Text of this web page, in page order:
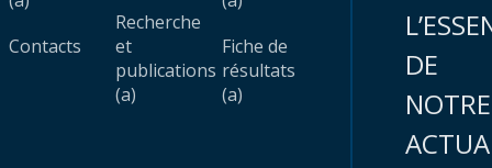
Contacts
Recherche
et
publications
(a)
Fiche de
résultats
(a)
DE
NOTRE